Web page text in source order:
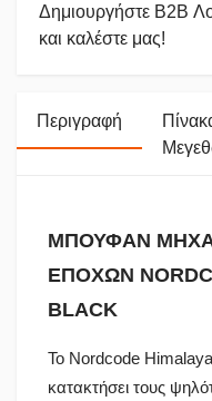
Δημιουργήστε B2B
και καλέστε μας!
Περιγραφή
ΜΠΟΥΦΑΝ
ΕΠΟΧΩΝ
BLACK
Το Nordcode
κατακτήσει τους